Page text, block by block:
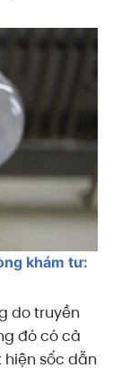
khám tư:
do truyền
đó có cả
sốc dẫn